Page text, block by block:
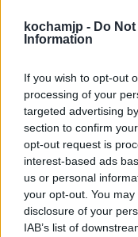
kochamjp - Do
Information
If you wish to opt-out
processing of your
targeted advertising
section to confirm
opt-out request is
interest-based ads
us or personal
your opt-out. You
disclosure of your
IAB’s list of
Strepsjades jest
wszelką cenę
działań, nawet
oszustwo.
mszczą się na
domu,
źródło swych
nich, nie zaś w